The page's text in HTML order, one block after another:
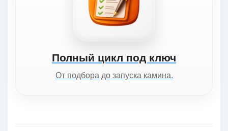
Полный цикл под ключ
От подбора до запуска камина.